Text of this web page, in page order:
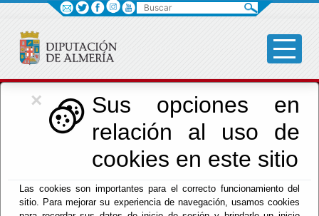
×
Sus opciones en
relación al uso de
cookies en este sitio
Las cookies son importantes para el correcto funcionamiento del
sitio. Para mejorar su experiencia de navegación, usamos cookies
Cultura, Cine e
Identidad Almeriense
Menú Cultura
Buscar